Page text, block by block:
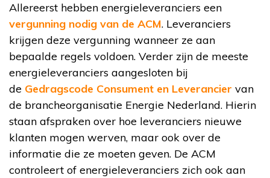
Allereerst hebben energieleveranciers een
vergunning nodig van de ACM. Leveranciers
krijgen deze vergunning wanneer ze aan
bepaalde regels voldoen. Verder zijn de meeste
energieleveranciers aangesloten bij
de Gedragscode Consument en Leverancier van
de brancheorganisatie Energie Nederland. Hierin
staan afspraken over hoe leveranciers nieuwe
klanten mogen werven, maar ook over de
informatie die ze moeten geven. De ACM
controleert of energieleveranciers zich ook aan